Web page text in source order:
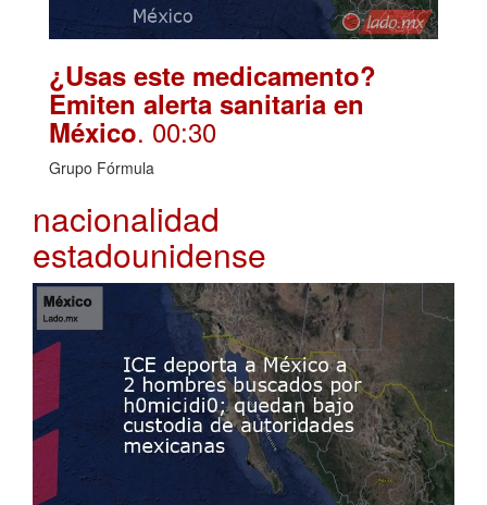
¿Usas este medicamento?
Emiten alerta sanitaria en
México. 00:30
Grupo Fórmula
nacionalidad
estadounidense